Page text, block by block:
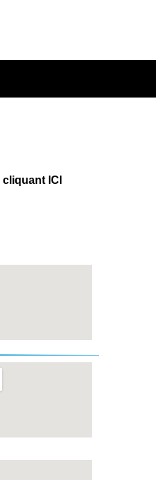
cliquant ICI